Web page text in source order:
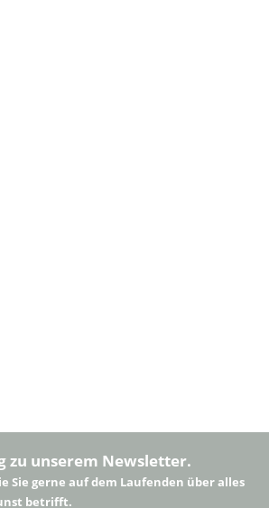
zu unserem Newsletter.
Sie gerne auf dem Laufenden über alles
betrifft.